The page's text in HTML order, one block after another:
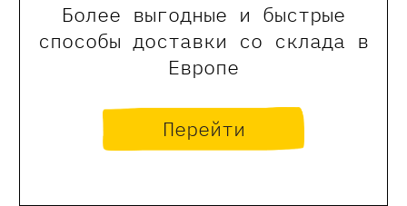
Более выгодные и быстрые
способы доставки со склада в
Европе
Перейти